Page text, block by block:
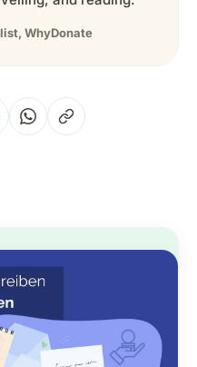
WhyDonate